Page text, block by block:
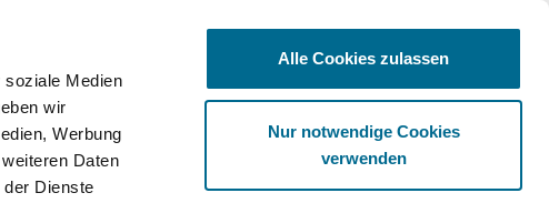
soziale Medien
wir
Werbung
Daten
Dienste
Alle Cookies zulassen
Nur notwendige Cookies
verwenden